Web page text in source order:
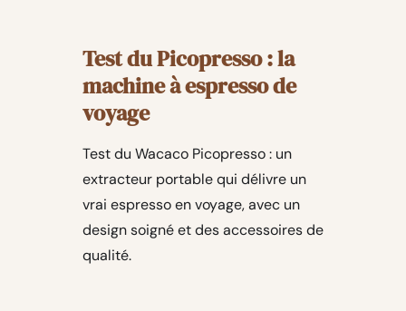
Test du Picopresso : la
machine à espresso de
voyage
Test du Wacaco Picopresso : un
extracteur portable qui délivre un
vrai espresso en voyage, avec un
design soigné et des accessoires de
qualité.